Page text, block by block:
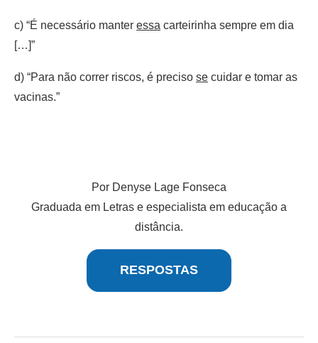
c) “É necessário manter essa carteirinha sempre em dia
[…]”
d) “Para não correr riscos, é preciso se cuidar e tomar as
vacinas.”
Por Denyse Lage Fonseca
Graduada em Letras e especialista em educação a
distância.
RESPOSTAS